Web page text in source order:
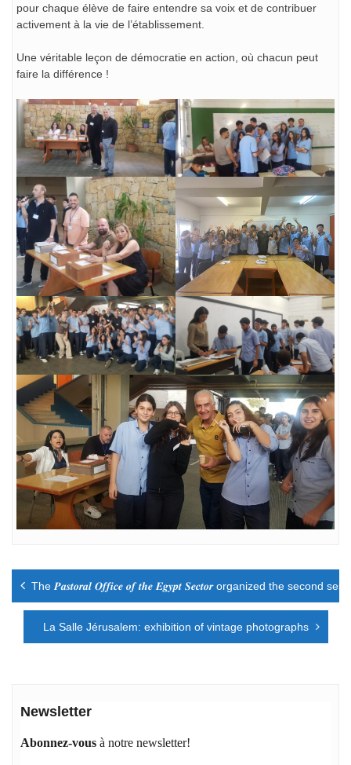
pour chaque élève de faire entendre sa voix et de contribuer
activement à la vie de l’établissement.
Une véritable leçon de démocratie en action, où chacun peut
faire la différence !
Navigation
l’article
The 𝑷𝒂𝒔𝒕𝒐𝒓𝒂𝒍 𝑶𝒇𝒇𝒊𝒄𝒆 𝒐𝒇 𝒕𝒉𝒆 𝑬𝒈𝒚𝒑𝒕 𝑺𝒆𝒄𝒕𝒐𝒓 organized the
La Salle Jérusalem: exhibition of vintage photographs
Newsletter
Abonnez-vous à notre newsletter!